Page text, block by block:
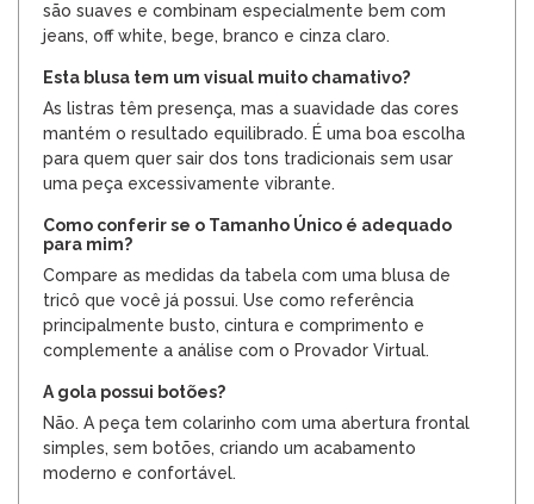
são suaves e combinam especialmente bem com
jeans, off white, bege, branco e cinza claro.
Esta blusa tem um visual muito chamativo?
As listras têm presença, mas a suavidade das cores
mantém o resultado equilibrado. É uma boa escolha
para quem quer sair dos tons tradicionais sem usar
uma peça excessivamente vibrante.
Como conferir se o Tamanho Único é adequado
para mim?
Compare as medidas da tabela com uma blusa de
tricô que você já possui. Use como referência
principalmente busto, cintura e comprimento e
complemente a análise com o Provador Virtual.
A gola possui botões?
Não. A peça tem colarinho com uma abertura frontal
simples, sem botões, criando um acabamento
moderno e confortável.